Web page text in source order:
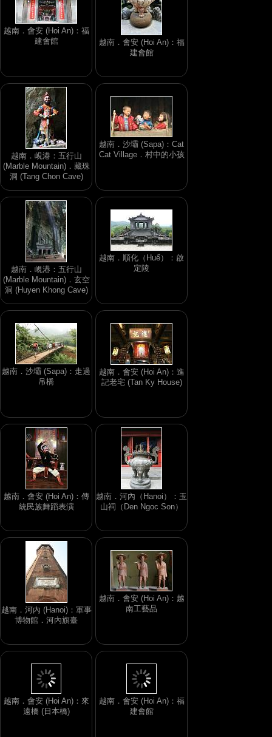
越南．會安 (Hoi An)：福
建會館
越南．會安 (Hoi An)：福
建會館
越南．峴港：五行山
(Marble Mountain)．藏珠
洞 (Tang Chon Cave)
越南．沙壩 (Sapa)：Cat
Cat Village．村中的小孩
越南．峴港：五行山
(Marble Mountain)．玄空
洞 (Huyen Khong Cave)
越南．順化（Huế）：啟
定陵
越南．沙壩 (Sapa)：走過
吊橋
越南．會安 (Hoi An)：進
記老宅 (Tan Ky House)
越南．會安 (Hoi An)：傳
統民族舞蹈表演
越南．河內（Hanoi）：玉
山祠（Den Ngoc Son）
越南．河內 (Hanoi)：軍事
博物館．河內旗臺
越南．會安 (Hoi An)：越
南工藝品
越南．會安 (Hoi An)：來
越南．會安 (Hoi An)：福